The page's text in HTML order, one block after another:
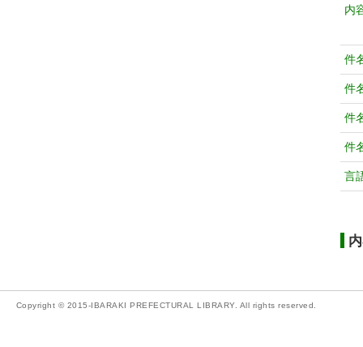
内
件
件
件
件
言
Copyright © 2015-IBARAKI PREFECTURAL LIBRARY. All rights reserved.